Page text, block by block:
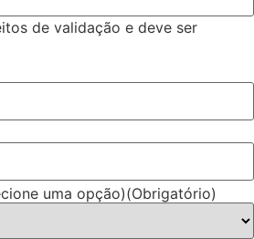
de validação e deve ser
uma opção)(Obrigatório)